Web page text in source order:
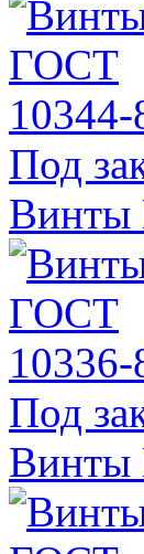
Под
Винты
Под
Винты